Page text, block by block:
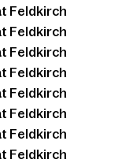
Feldkirch
Feldkirch
Feldkirch
Feldkirch
Feldkirch
Feldkirch
Feldkirch
Feldkirch